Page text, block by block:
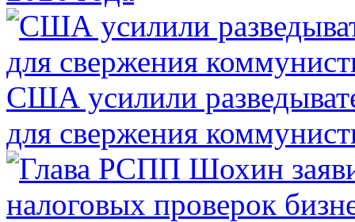
США усилили
для свержения